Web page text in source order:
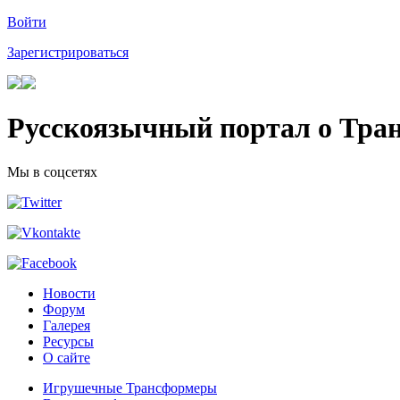
Войти
Зарегистрироваться
Русскоязычный портал о
Мы в соцсетях
Новости
Форум
Галерея
Ресурсы
О сайте
Игрушечные Трансформеры